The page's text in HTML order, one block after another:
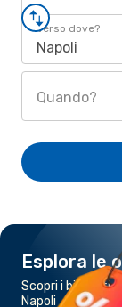
Verso dove?
Napoli
Quando?
Esplora le
Scopri i biglietti
Napoli